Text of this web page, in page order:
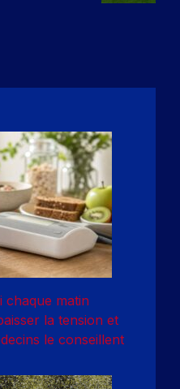
chaque matin
la tension et
le conseillent